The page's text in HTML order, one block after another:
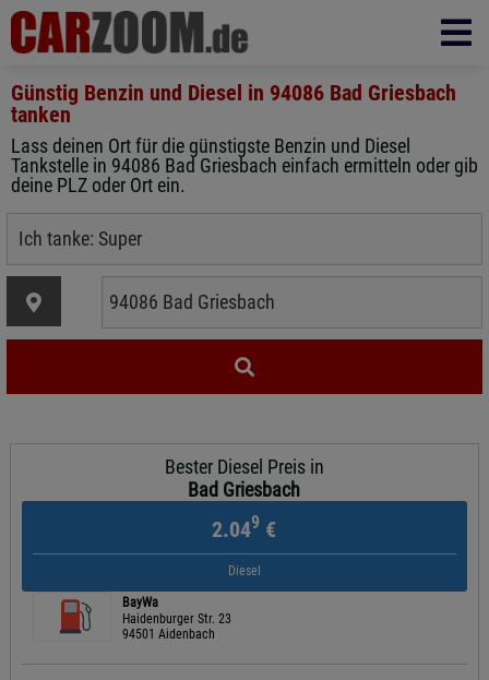
Günstig Benzin und Diesel in 94086 Bad Griesbach
tanken
Lass deinen Ort für die günstigste Benzin und Diesel
Tankstelle in 94086 Bad Griesbach einfach ermitteln oder gib
deine PLZ oder Ort ein.
Bester Diesel Preis in
Bad Griesbach
2.049 €
Diesel
BayWa
Haidenburger Str. 23
94501 Aidenbach